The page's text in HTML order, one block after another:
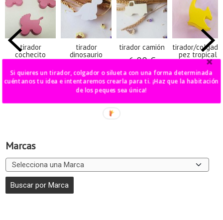
Marcas
tirador
cochecito
capota
6,00 €
tirador
dinosaurio
6,00 €
tirador camión
6,00 €
tirador/
pez tropical
6,00 €
Si quieres un tirador, colgador o silueta con una forma determinada
cuéntanos tu idea e intentaremos crearla para ti. ¡Haz que la habitación
de los peques sea única!